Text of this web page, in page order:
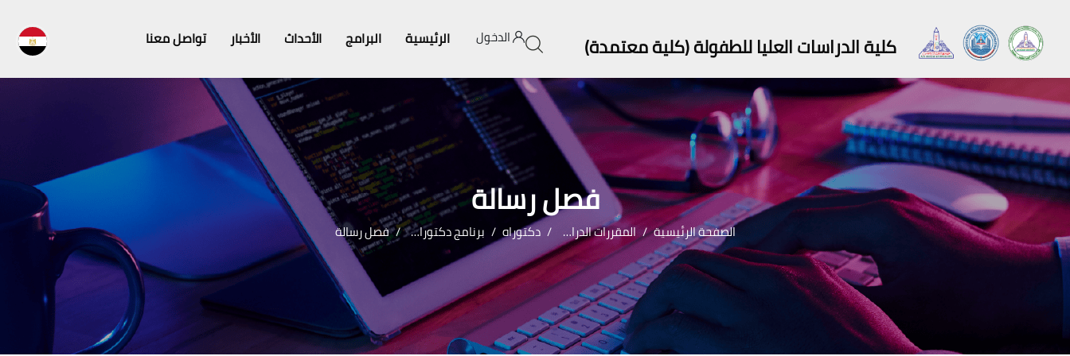
كلية الدراسات العليا للطفولة (كلية معتمدة) الدخول الرئيسية البرامج الأحداث الأخبار تواصل معنا
فصل رسالة
الصفحة الرئيسية المقررات الدراسية دكتوراه برنامج دكتوراه الفلسفة في دراسات الإعلام وثقافة الأطفال فصل رسالة